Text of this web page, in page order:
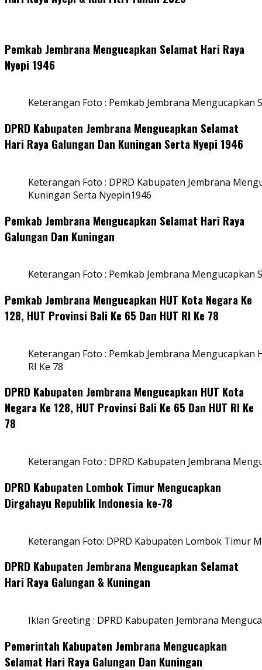
Pemkab Jembrana Mengucapkan Selamat Hari Raya
Nyepi 1946
Keterangan Foto : Pemkab Jembrana Mengucapkan
DPRD Kabupaten Jembrana Mengucapkan Selamat
Hari Raya Galungan Dan Kuningan Serta Nyepi 1946
Keterangan Foto : DPRD Kabupaten Jembrana
Kuningan Serta Nyepin1946
Pemkab Jembrana Mengucapkan Selamat Hari Raya
Galungan Dan Kuningan
Keterangan Foto : Pemkab Jembrana Mengucapkan
Pemkab Jembrana Mengucapkan HUT Kota Negara Ke
128, HUT Provinsi Bali Ke 65 Dan HUT RI Ke 78
Keterangan Foto : Pemkab Jembrana Mengucapkan
RI Ke 78
DPRD Kabupaten Jembrana Mengucapkan HUT Kota
Negara Ke 128, HUT Provinsi Bali Ke 65 Dan HUT RI Ke
78
Keterangan Foto : DPRD Kabupaten Jembrana
DPRD Kabupaten Lombok Timur Mengucapkan
Dirgahayu Republik Indonesia ke-78
Keterangan Foto: DPRD Kabupaten Lombok Timur
DPRD Kabupaten Jembrana Mengucapkan Selamat
Hari Raya Galungan & Kuningan
Iklan Greeting : DPRD Kabupaten Jembrana
Pemerintah Kabupaten Jembrana Mengucapkan
Selamat Hari Raya Galungan Dan Kuningan